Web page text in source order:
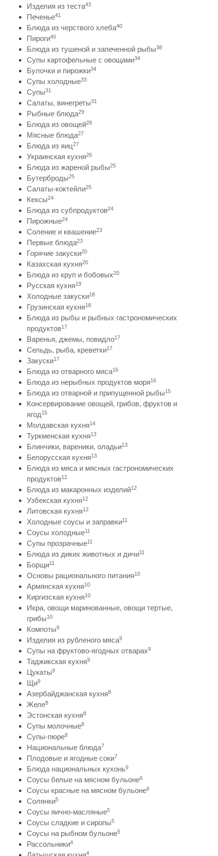
Изделия из теста43
Печенье41
Блюда из черствого хлеба40
Пироги40
Блюда из тушеной и запеченной рыбы38
Супы картофельные с овощами34
Булочки и пирожки34
Супы холодные33
Супы31
Салаты, винегреты31
Рыбные блюда29
Блюда из овощей28
Мясные блюда27
Блюда из яиц27
Украинская кухня26
Блюда из жареной рыбы25
Бутерброды25
Салаты-коктейли25
Кексы24
Блюда из субпродуктов24
Пирожные24
Соление и квашение23
Первые блюда23
Горячие закуски20
Казахская кухня20
Блюда из круп и бобовых20
Русская кухня19
Холодные закуски18
Грузинская кухня18
Блюда из рыбы и рыбных гастрономических
продуктов17
Варенья, джемы, повидло17
Сельдь, рыба, креветки17
Закуски17
Блюда из отварного мяса16
Блюда из нерыбных продуктов моря16
Блюда из отварной и припущенной рыбы15
Консервирование овощей, грибов, фруктов и
ягод15
Молдавская кухня14
Туркменская кухня13
Блинчики, вареники, оладьи13
Белорусская кухня13
Блюда из мяса и мясных гастрономических
продуктов12
Блюда из макаронных изделий12
Узбекская кухня12
Литовская кухня12
Холодные соусы и заправки11
Соусы холодные11
Супы прозрачные11
Блюда из диких животных и дичи11
Борщи11
Основы рационального питания10
Армянская кухня10
Киргизская кухня10
Икра, овощи маринованные, овощи тертые,
грибы10
Компоты9
Изделия из рубленого мяса9
Супы на фруктово-ягодных отварах9
Таджикская кухня9
Цукаты9
Щи9
Азербайджанская кухня8
Желе8
Эстонская кухня8
Супы молочные8
Супы-пюре8
Национальные блюда7
Плодовые и ягодные соки7
Блюда национальных кухонь6
Соусы белые на мясном бульоне6
Соусы красные на мясном бульоне6
Солянки5
Соусы яично-масляные5
Соусы сладкие и сиропы5
Соусы на рыбном бульоне5
Рассольники4
4